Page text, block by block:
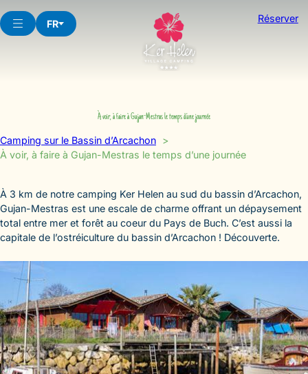
au
contenu
FR Réserver
À voir, à faire à Gujan-Mestras le temps d’une journée
Camping sur le Bassin d’Arcachon
À voir, à faire à Gujan-Mestras le temps d’une journée
À 3 km de notre camping Ker Helen au sud du bassin d’Arcachon,
Gujan-Mestras est une escale de charme offrant un dépaysement
total entre mer et forêt au coeur du Pays de Buch. C’est aussi la
capitale de l’ostréiculture du bassin d’Arcachon ! Découverte.